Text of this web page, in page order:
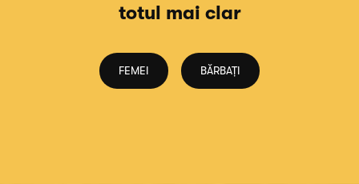
totul mai clar
FEMEI BĂRBAȚI